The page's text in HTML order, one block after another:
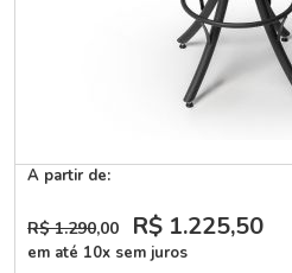
A partir de:
R$ 1.290,00 R$ 1.225,50
em até 10x sem juros